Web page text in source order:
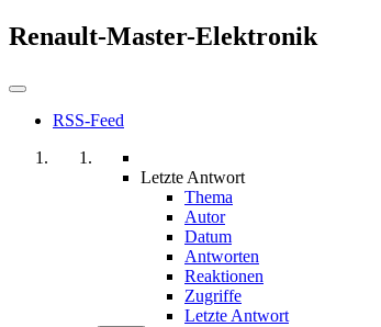
Renault-Master-Elektronik
RSS-Feed
Letzte Antwort
Thema
Autor
Datum
Antworten
Reaktionen
Zugriffe
Letzte Antwort